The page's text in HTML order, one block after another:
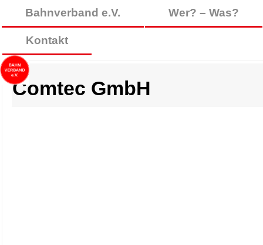
Bahnverband e.V. Wer? – Was?
Kontakt
Comtec GmbH